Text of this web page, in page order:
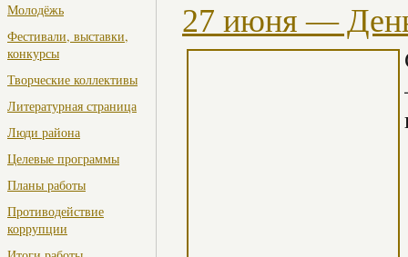
Молодёжь
Фестивали, выставки,
конкурсы
Творческие коллективы
Литературная страница
Люди района
Целевые программы
Планы работы
Противодействие
коррупции
27 июня —